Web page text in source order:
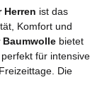
Herren ist das
Komfort und
Baumwolle bietet
für intensive
Die